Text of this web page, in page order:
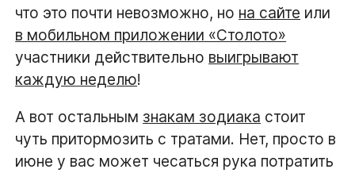
что это почти невозможно, но на сайте или
в мобильном приложении «Столото»
участники действительно выигрывают
каждую неделю!
А вот остальным знакам зодиака стоит
чуть притормозить с тратами. Нет, просто в
июне у вас может чесаться рука потратить